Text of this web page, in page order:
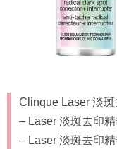
Clinque Laser 淡斑
– Laser 淡斑去印精
– Laser 淡斑去印精